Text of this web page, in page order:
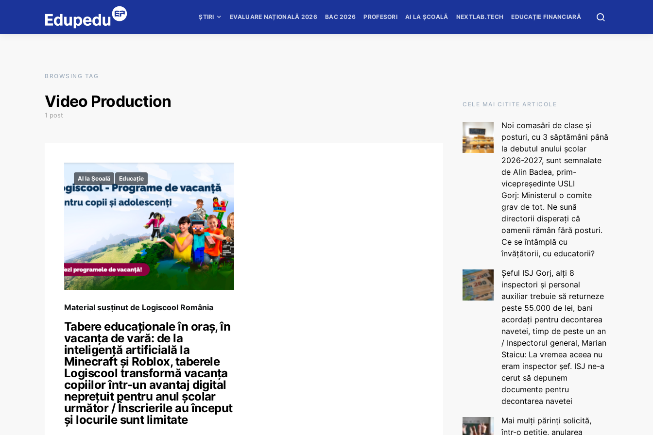
ȘTIRI EVALUARE NAȚIONALĂ 2026 BAC 2026 PROFESORI AI LA ȘCOALĂ NEXTLAB.TECH EDUCAȚIE FINANCIARĂ
BROWSING TAG
Video Production
1 post
AI la Școală Educație
Material susținut de Logiscool România
Tabere educaționale în oraș, în
vacanța de vară: de la
inteligență artificială la
Minecraft și Roblox, taberele
Logiscool transformă vacanța
copiilor într-un avantaj digital
neprețuit pentru anul școlar
următor / Înscrierile au început
și locurile sunt limitate
CELE MAI CITITE ARTICOLE
Noi comasări de clase și
posturi, cu 3 săptămâni până
la debutul anului școlar
2026-2027, sunt semnalate
de Alin Badea, prim-
vicepreședinte USLI
Gorj: Ministerul o comite
grav de tot. Ne sună
directorii disperați că
oamenii rămân fără posturi.
Ce se întâmplă cu
învățătorii, cu educatorii?
Șeful ISJ Gorj, alți 8
inspectori și personal
auxiliar trebuie să returneze
peste 55.000 de lei, bani
acordați pentru decontarea
navetei, timp de peste un an
/ Inspectorul general, Marian
Staicu: La vremea aceea nu
eram inspector șef. ISJ ne-a
cerut să depunem
documente pentru
decontarea navetei
Mai mulți părinți solicită,
într-o petiție, anularea